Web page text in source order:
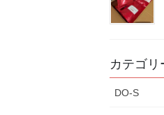
カテゴリ
DO-S